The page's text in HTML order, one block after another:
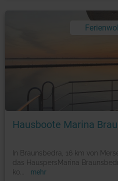
Hausboote Marina
In Braunsbedra, 16 km von
das HauspersMarina
ko
mehr